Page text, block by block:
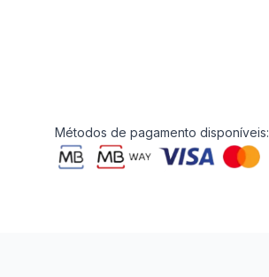
Métodos de pagamento disponíveis: